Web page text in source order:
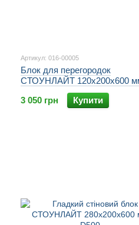
Артикул: 016-00005
Блок для перегородок
СТОУНЛАЙТ 120х200х600
3 050 грн
Купити